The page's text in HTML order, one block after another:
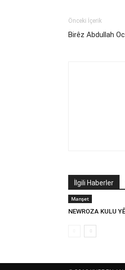
Önceki İçerik
Birêz Abdullah
İlgili Haberler
Manşet
NEWROZA KULU